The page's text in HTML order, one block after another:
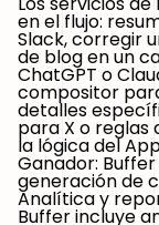
en el flujo:
Slack, corregir
de blog en un
ChatGPT o
compositor
detalles
para X o reglas
la lógica del
Ganador:
generación de
Analítica y
Buffer incluye